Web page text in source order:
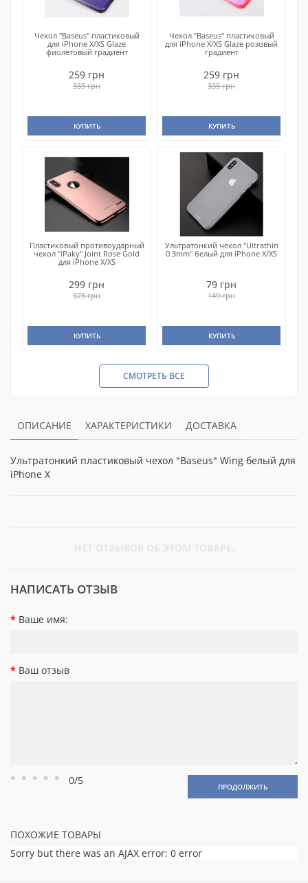
Чехол "Baseus" пластиковый
для iPhone X/XS Glaze
фиолетовый градиент
259 грн
335 грн
КУПИТЬ
Чехол "Baseus" пластиковый
для iPhone X/XS Glaze розовый
градиент
259 грн
335 грн
КУПИТЬ
Пластиковый противоударный
чехол "iPaky" Joint Rose Gold
для iPhone X/XS
299 грн
375 грн
КУПИТЬ
Ультратонкий чехол "Ultrathin
0.3mm" белый для iPhone X/XS
79 грн
149 грн
КУПИТЬ
СМОТРЕТЬ ВСЕ
ОПИСАНИЕ ХАРАКТЕРИСТИКИ ДОСТАВКА
Ультратонкий пластиковый чехол "Baseus" Wing белый для
iPhone X
НАПИСАТЬ ОТЗЫВ
Ваше имя:
Ваш отзыв
Рейтинг
Рейтинг
Рейтинг
Рейтинг
Рейтинг
0/5 ПРОДОЛЖИТЬ
ПОХОЖИЕ ТОВАРЫ
Sorry but there was an AJAX error: 0 error